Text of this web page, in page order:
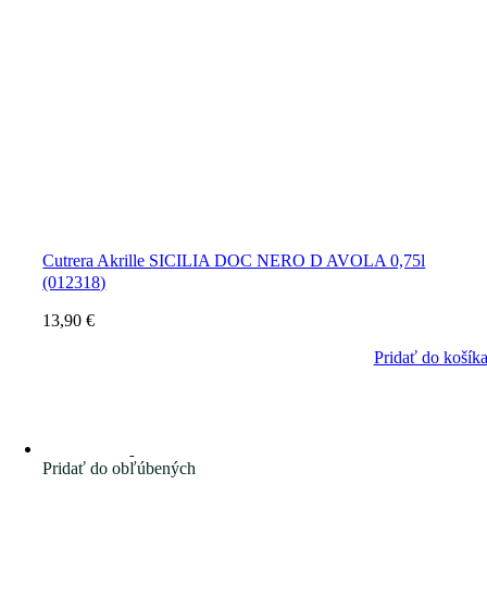
Cutrera Akrille SICILIA DOC NERO D AVOLA 0,75l
(012318)
13,90€
Pridať do košíka
Pridať do obľúbených